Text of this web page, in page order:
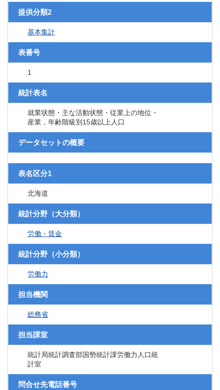
提供分類2
基本集計
表番号
1
統計表名
就業状態・主な活動状態・従業上の地位・
産業，年齢階級別15歳以上人口
データセットの概要
表名区分1
北海道
統計分野（大分類）
労働・賃金
統計分野（小分類）
労働力
担当機関
総務省
担当課室
統計局統計調査部国勢統計課労働力人口統
計室
問合せ先電話番号